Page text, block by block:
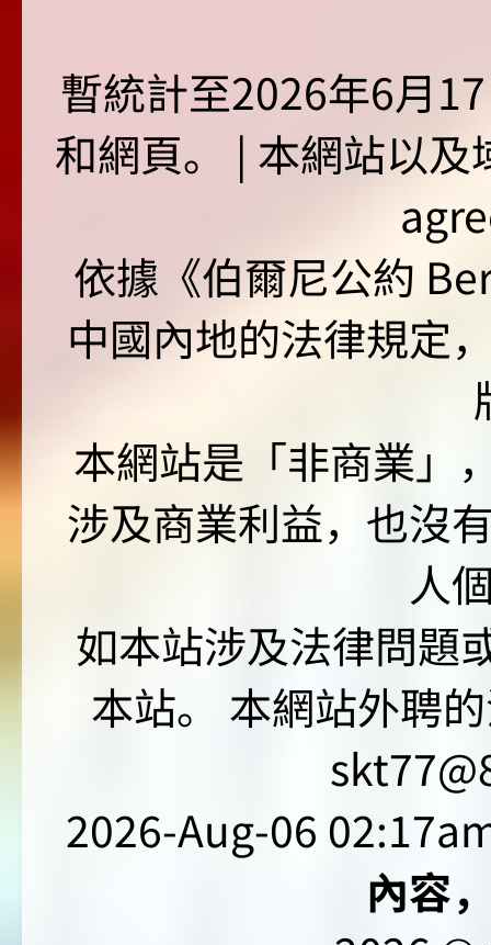
暫統計至2026年6月
和網頁。 | 本網站以
依據《伯爾尼公約
中國內地的法律規定
本網站是「非商業
涉及商業利益，也沒
人
如本站涉及法律問題
本站。 本網站外聘
2026-Aug-06
內容